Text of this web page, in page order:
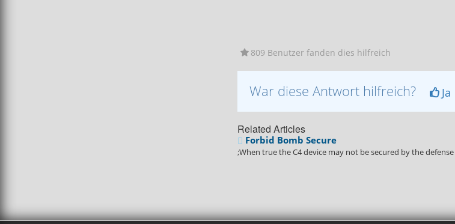
809 Benutzer fanden dies hilfreich
War diese Antwort hilfreich? Ja
Related Articles
Forbid Bomb Secure
;When true the C4 device may not be secured by the